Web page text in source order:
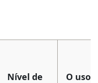
Nível de
O uso